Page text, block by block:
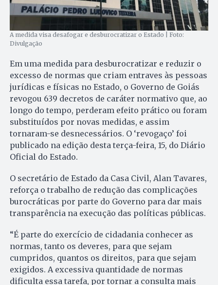
A medida visa desafogar e desburocratizar o Estado | Foto:
Divulgação
Em uma medida para desburocratizar e reduzir o
excesso de normas que criam entraves às pessoas
jurídicas e físicas no Estado, o Governo de Goiás
revogou 639 decretos de caráter normativo que, ao
longo do tempo, perderam efeito prático ou foram
substituídos por novas medidas, e assim
tornaram-se desnecessários. O ‘revogaço’ foi
publicado na edição desta terça-feira, 15, do Diário
Oficial do Estado.
O secretário de Estado da Casa Civil, Alan Tavares,
reforça o trabalho de redução das complicações
burocráticas por parte do Governo para dar mais
transparência na execução das políticas públicas.
“É parte do exercício de cidadania conhecer as
normas, tanto os deveres, para que sejam
cumpridos, quantos os direitos, para que sejam
exigidos. A excessiva quantidade de normas
dificulta essa tarefa, por tornar a consulta mais